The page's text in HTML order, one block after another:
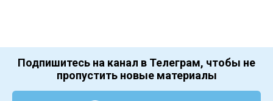
Подпишитесь на канал в Телеграм, чтобы не
пропустить новые материалы